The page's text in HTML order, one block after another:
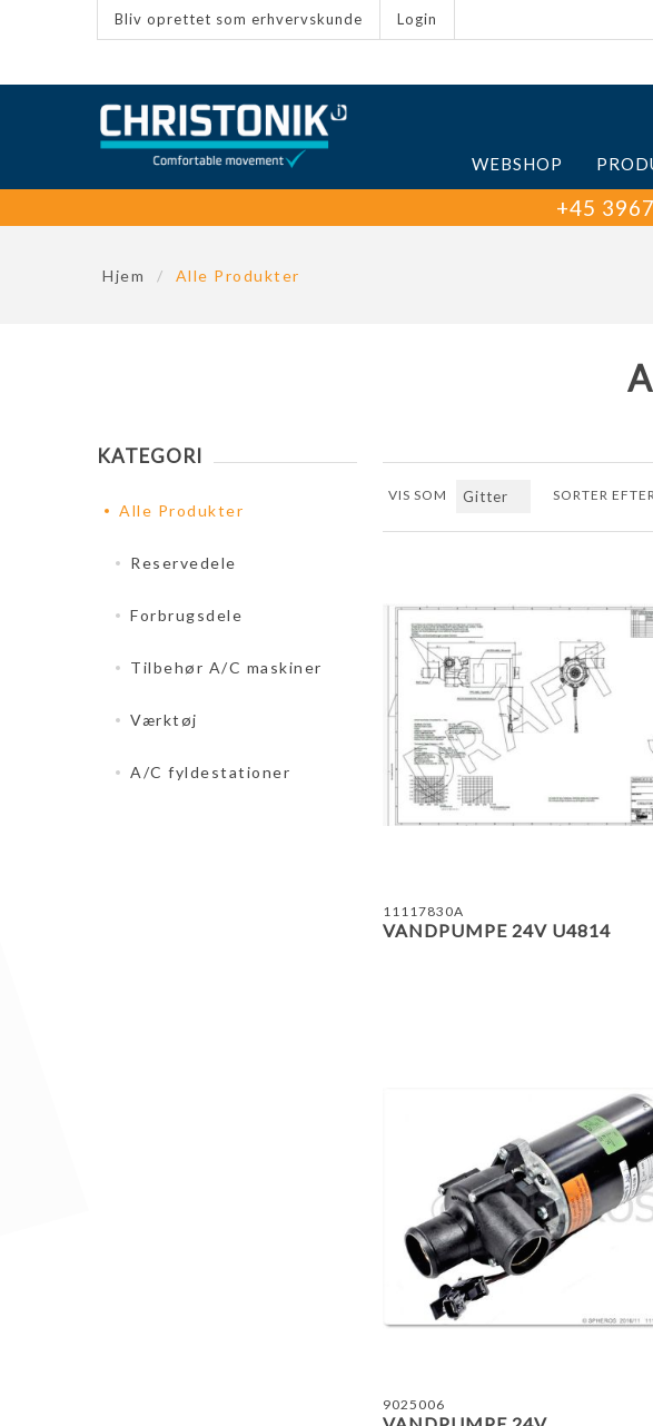
Bliv oprettet som erhvervskunde Login
WEBSHOP
+45
Hjem / Alle Produkter
VIS SOM SORTER
FørsteForrige
11117830A
VANDPUMPE 24V U4814
9025006
KATEGORI
Alle Produkter
Reservedele
Forbrugsdele
Tilbehør A/C maskiner
Værktøj
A/C fyldestationer